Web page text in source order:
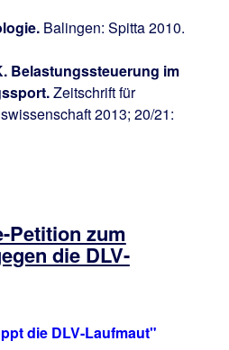
Balingen: Spitta 2010.
Belastungssteuerung im
Zeitschrift für
2013; 20/21:
Petition zum
die DLV-
die DLV-Laufmaut"